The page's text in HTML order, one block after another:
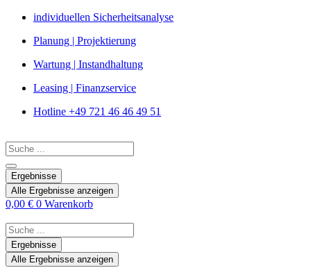
Zum
springen
individuellen Sicherheitsanalyse
Planung | Projektierung
Wartung | Instandhaltung
Leasing | Finanzservice
Hotline +49 721 46 46 49 51
Search
...
Ergebnisse
Alle Ergebnisse anzeigen
0,00 € 0 Warenkorb
Search
...Ergebnisse
Alle Ergebnisse anzeigen